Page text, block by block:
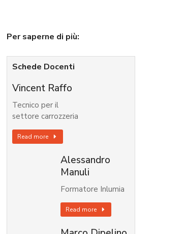
Per saperne di più:
Schede Docenti
Vincent Raffo
Tecnico per il
settore carrozzeria
Read more
Alessandro
Manuli
Formatore Inlumia
Read more